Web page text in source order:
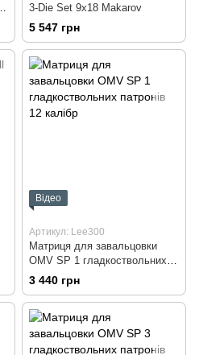
3-Die Set 9x18 Makarov
5 547 грн
Відео
Артикул: Lee300
Матриця для завальцовки
OMV SP 1 гладкоствольних
патронів 12 калібр
3 440 грн